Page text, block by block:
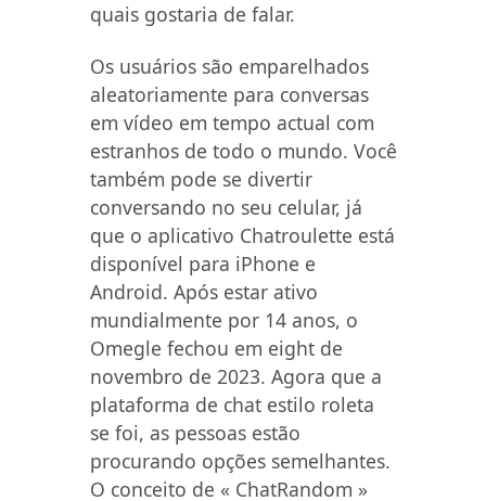
quais gostaria de falar.
Os usuários são emparelhados
aleatoriamente para conversas
em vídeo em tempo actual com
estranhos de todo o mundo. Você
também pode se divertir
conversando no seu celular, já
que o aplicativo Chatroulette está
disponível para iPhone e
Android. Após estar ativo
mundialmente por 14 anos, o
Omegle fechou em eight de
novembro de 2023. Agora que a
plataforma de chat estilo roleta
se foi, as pessoas estão
procurando opções semelhantes.
O conceito de « ChatRandom »